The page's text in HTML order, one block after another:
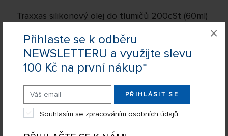
Přihlaste se k odběru
NEWSLETTERU a využijte slevu
100 Kč na první nákup*
PŘIHLÁSIT SE
Souhlasím se zpracováním osobních údajů
×
Traxxas silikonový olej do tlumičů 200cSt (60ml)